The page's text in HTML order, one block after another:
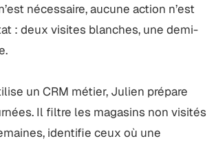
nécessaire, aucune action n’est
: deux visites blanches, une demi-
un CRM métier, Julien prépare
Il filtre les magasins non visités
identifie ceux où une